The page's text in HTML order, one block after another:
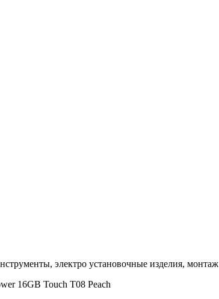
электро установочные изделия, монтаж
16GB Touch T08 Peach